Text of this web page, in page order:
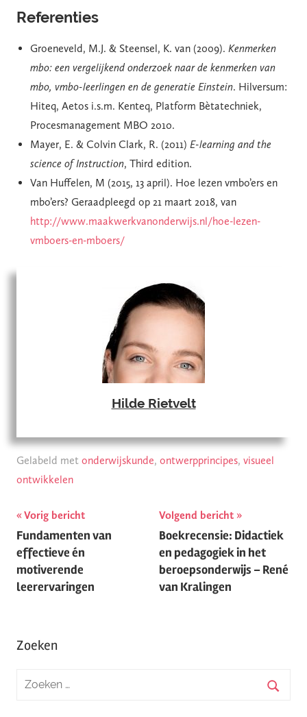
Referenties
Groeneveld, M.J. & Steensel, K. van (2009). Kenmerken
mbo: een vergelijkend onderzoek naar de kenmerken van
mbo, vmbo-leerlingen en de generatie Einstein. Hilversum:
Hiteq, Aetos i.s.m. Kenteq, Platform Bètatechniek,
Procesmanagement MBO 2010.
Mayer, E. & Colvin Clark, R. (2011) E-learning and the
science of Instruction, Third edition.
Van Huffelen, M (2015, 13 april). Hoe lezen vmbo’ers en
mbo’ers? Geraadpleegd op 21 maart 2018, van
http://www.maakwerkvanonderwijs.nl/hoe-lezen-
vmboers-en-mboers/
Hilde Rietvelt
Gelabeld met onderwijskunde, ontwerpprincipes, visueel
ontwikkelen
Berichtnavigatie
Vorig bericht
Fundamenten van
effectieve én
motiverende
leerervaringen
Volgend bericht
Boekrecensie: Didactiek
en pedagogiek in het
beroepsonderwijs – René
van Kralingen
Zoeken